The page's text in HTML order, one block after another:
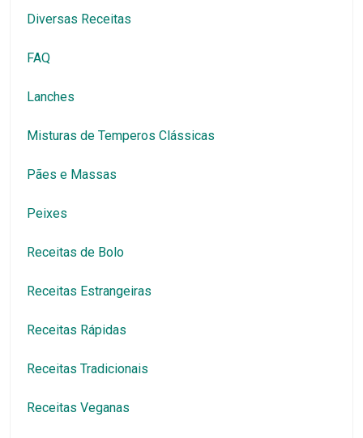
Diversas Receitas
FAQ
Lanches
Misturas de Temperos Clássicas
Pães e Massas
Peixes
Receitas de Bolo
Receitas Estrangeiras
Receitas Rápidas
Receitas Tradicionais
Receitas Veganas